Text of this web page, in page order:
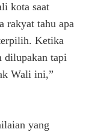
kota saat
rakyat tahu apa
Ketika
dilupakan tapi
Wali ini,”
yang